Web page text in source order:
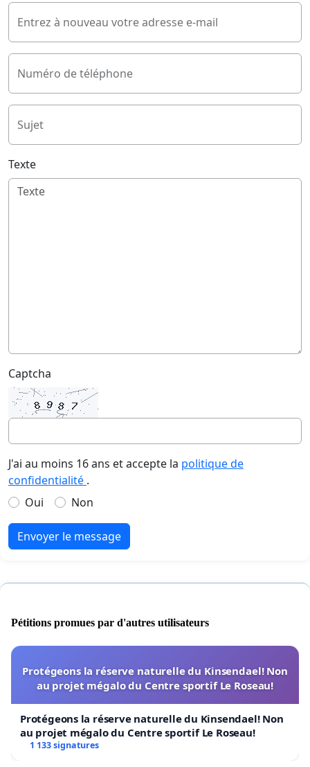
Entrez à nouveau votre adresse e-mail
Numéro de téléphone
Sujet
Texte
Captcha
J'ai au moins 16 ans et accepte la politique de
confidentialité .
Oui
Non
Envoyer le message
Pétitions promues par d'autres utilisateurs
Protégeons la réserve naturelle du Kinsendael! Non
au projet mégalo du Centre sportif Le Roseau!
Protégeons la réserve naturelle du Kinsendael! Non
au projet mégalo du Centre sportif Le Roseau!
1 133 signatures